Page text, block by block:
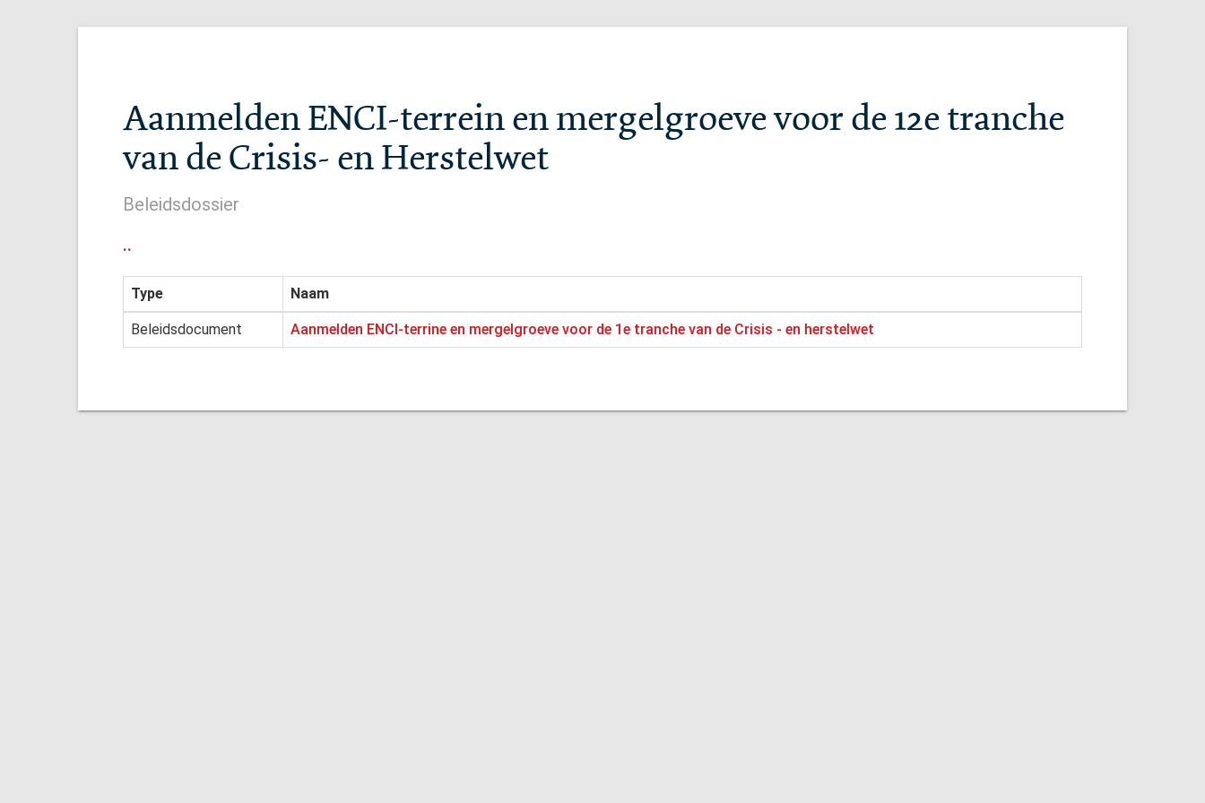
Aanmelden ENCI-terrein en mergelgroeve voor de 12e tranche
van de Crisis- en Herstelwet
Beleidsdossier
..
Type Naam
Beleidsdocument Aanmelden ENCI-terrine en mergelgroeve voor de 1e tranche van de Crisis - en herstelwet